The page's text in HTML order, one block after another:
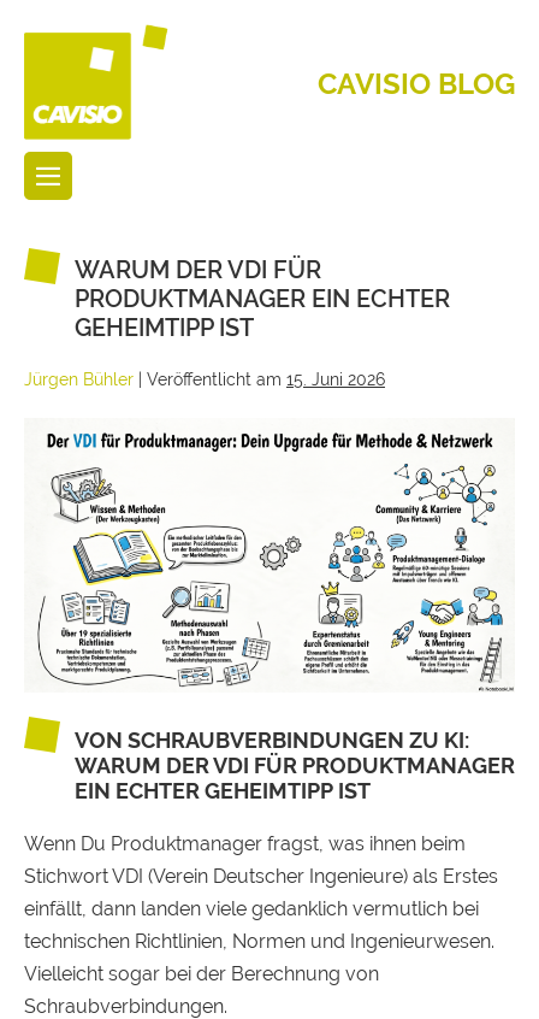
CAVISIO BLOG
WARUM DER VDI FÜR
PRODUKTMANAGER EIN ECHTER
GEHEIMTIPP IST
Jürgen Bühler Veröffentlicht am 15. Juni 2026
VON SCHRAUBVERBINDUNGEN ZU KI:
WARUM DER VDI FÜR PRODUKTMANAGER
EIN ECHTER GEHEIMTIPP IST
Wenn Du Produktmanager fragst, was ihnen beim
Stichwort VDI (Verein Deutscher Ingenieure) als Erstes
einfällt, dann landen viele gedanklich vermutlich bei
technischen Richtlinien, Normen und Ingenieurwesen.
Vielleicht sogar bei der Berechnung von
Schraubverbindungen.